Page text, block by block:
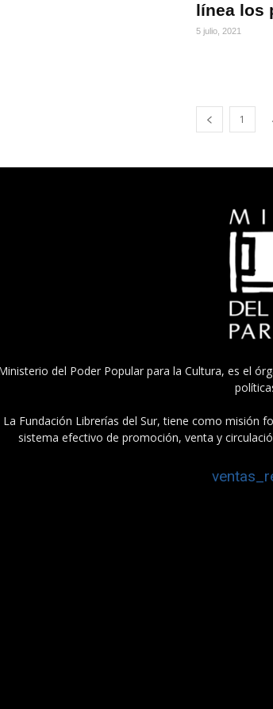
línea los
5 julio, 2021
1
del Poder Popular para la Cultura, es el
La Fundación Librerías del Sur, tiene como misión
sistema efectivo de promoción, venta y